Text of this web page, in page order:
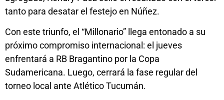
tanto para desatar el festejo en Núñez.
Con este triunfo, el “Millonario” llega entonado a su
próximo compromiso internacional: el jueves
enfrentará a RB Bragantino por la Copa
Sudamericana. Luego, cerrará la fase regular del
torneo local ante Atlético Tucumán.